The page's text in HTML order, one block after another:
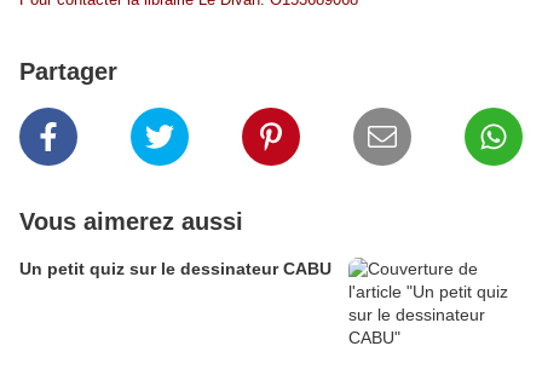
Partager
Vous aimerez aussi
Un petit quiz sur le dessinateur CABU